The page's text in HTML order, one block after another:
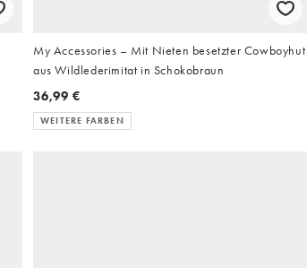
My Accessories – Mit Nieten besetzter Cowboyhut
aus Wildlederimitat in Schokobraun
36,99 €
WEITERE FARBEN